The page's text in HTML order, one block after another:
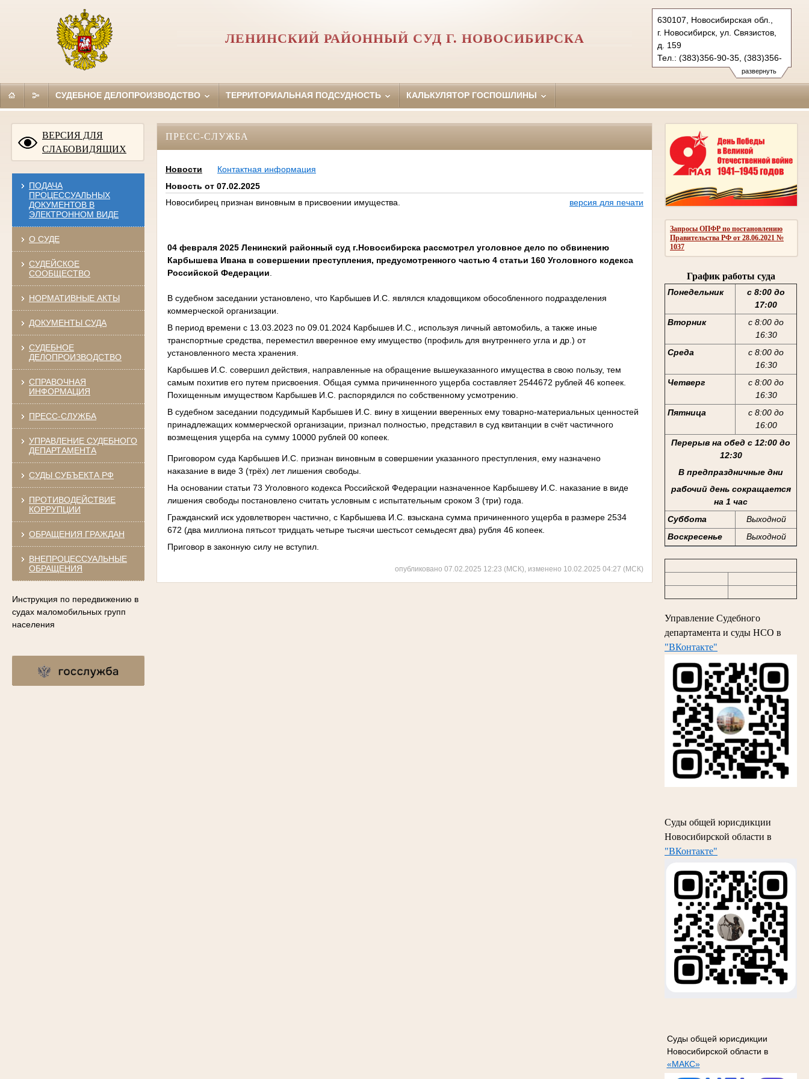
развернуть
630107, Новосибирская обл.,
г. Новосибирск, ул. Связистов,
д. 159
Тел.: (383)356-90-35, (383)356-
90-36 (ф.)
leninsky.nsk@sudrf.ru
ЛЕНИНСКИЙ РАЙОННЫЙ СУД Г. НОВОСИБИРСКА
СУДЕБНОЕ ДЕЛОПРОИЗВОДСТВО ТЕРРИТОРИАЛЬНАЯ ПОДСУДНОСТЬ КАЛЬКУЛЯТОР ГОСПОШЛИНЫ
ВЕРСИЯ ДЛЯ
СЛАБОВИДЯЩИХ
ПОДАЧА
ПРОЦЕССУАЛЬНЫХ
ДОКУМЕНТОВ В
ЭЛЕКТРОННОМ ВИДЕ
О СУДЕ
СУДЕЙСКОЕ
СООБЩЕСТВО
НОРМАТИВНЫЕ АКТЫ
ДОКУМЕНТЫ СУДА
СУДЕБНОЕ
ДЕЛОПРОИЗВОДСТВО
СПРАВОЧНАЯ
ИНФОРМАЦИЯ
ПРЕСС-СЛУЖБА
УПРАВЛЕНИЕ СУДЕБНОГО
ДЕПАРТАМЕНТА
СУДЫ СУБЪЕКТА РФ
ПРОТИВОДЕЙСТВИЕ
КОРРУПЦИИ
ОБРАЩЕНИЯ ГРАЖДАН
ВНЕПРОЦЕССУАЛЬНЫЕ
ОБРАЩЕНИЯ
Инструкция по передвижению в
судах маломобильных групп
населения
Запросы ОПФР по постановлению
Правительства РФ от 28.06.2021 №
1037
График работы суда
Понедельник
с 8:00 до
17:00
Вторник
с 8:00 до
16:30
Среда
с 8:00 до
16:30
Четверг
с 8:00 до
16:30
Пятница
с 8:00 до
16:00
Перерыв на обед с 12:00 до
12:30
В предпраздничные дни
рабочий день сокращается
на 1 час
Суббота
Выходной
Воскресенье
Выходной
Управление Судебного
департамента и суды НСО в
"ВКонтакте"
Суды общей юрисдикции
Новосибирской области в
"ВКонтакте"
Суды общей юрисдикции
Новосибирской области в
«МАКС»
ПРЕСС-СЛУЖБА
Новости
Контактная информация
Новость от 07.02.2025
Новосибирец признан виновным в присвоении имущества.
версия для печати
04 февраля 2025 Ленинский районный суд г.Новосибирска рассмотрел уголовное дело по обвинению
Карбышева Ивана в совершении преступления, предусмотренного частью 4 статьи 160 Уголовного кодекса
Российской Федерации
В судебном заседании установлено, что Карбышев И.С. являлся кладовщиком обособленного подразделения
коммерческой организации.
В период времени с 13.03.2023 по 09.01.2024 Карбышев И.С., используя личный автомобиль, а также иные
транспортные средства, переместил вверенное ему имущество (профиль для внутреннего угла и др.) от
установленного места хранения.
Карбышев И.С. совершил действия, направленные на обращение вышеуказанного имущества в свою пользу, тем
самым похитив его путем присвоения. Общая сумма причиненного ущерба составляет 2544672 рублей 46 копеек.
Похищенным имуществом Карбышев И.С. распорядился по собственному усмотрению.
В судебном заседании подсудимый Карбышев И.С. вину в хищении вверенных ему товарно-материальных ценностей
принадлежащих коммерческой организации, признал полностью, представил в суд квитанции в счёт частичного
возмещения ущерба на сумму 10000 рублей 00 копеек.
Приговором суда Карбышев И.С. признан виновным в совершении указанного преступления, ему назначено
наказание в виде 3 (трёх) лет лишения свободы.
На основании статьи 73 Уголовного кодекса Российской Федерации назначенное Карбышеву И.С. наказание в виде
лишения свободы постановлено считать условным с испытательным сроком 3 (три) года.
Гражданский иск удовлетворен частично, с Карбышева И.С. взыскана сумма причиненного ущерба в размере 2534
672 (два миллиона пятьсот тридцать четыре тысячи шестьсот семьдесят два) рубля 46 копеек.
Приговор в законную силу не вступил.
опубликовано 07.02.2025 12:23 (МСК), изменено 10.02.2025 04:27 (МСК)